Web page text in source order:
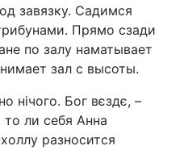
завязку. Садимся
Прямо сзади
по залу наматывает
зал с высоты.
нічого. Бог вєздє, –
ли себя Анна
разносится